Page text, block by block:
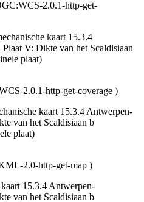
2.0.1-http-get-
kaart 15.3.4
V: Dikte van het Scaldisiaan
plaat)
2.0.1-http-get-coverage )
kaart 15.3.4 Antwerpen-
van het Scaldisiaan b
plaat)
2.0-http-get-map )
15.3.4 Antwerpen-
van het Scaldisiaan b